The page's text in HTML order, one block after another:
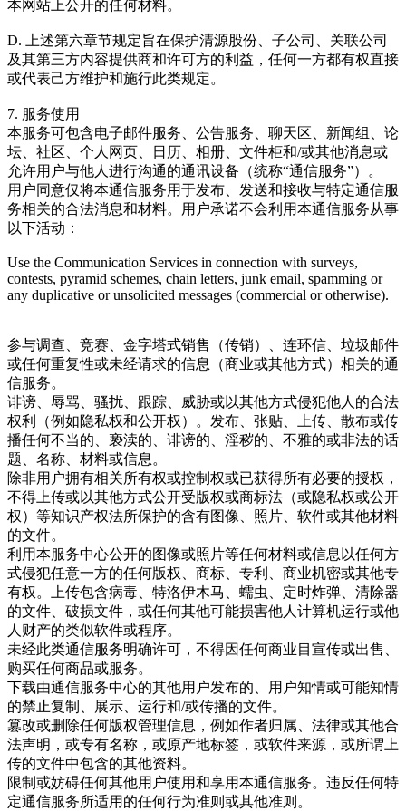
本网站上公开的任何材料。
D. 上述第六章节规定旨在保护清源股份、子公司、关联公司
及其第三方内容提供商和许可方的利益，任何一方都有权直接
或代表己方维护和施行此类规定。
7. 服务使用
本服务可包含电子邮件服务、公告服务、聊天区、新闻组、论
坛、社区、个人网页、日历、相册、文件柜和/或其他消息或
允许用户与他人进行沟通的通讯设备（统称“通信服务”）。
用户同意仅将本通信服务用于发布、发送和接收与特定通信服
务相关的合法消息和材料。用户承诺不会利用本通信服务从事
以下活动：
Use the Communication Services in connection with surveys,
contests, pyramid schemes, chain letters, junk email, spamming or
any duplicative or unsolicited messages (commercial or otherwise).
参与调查、竞赛、金字塔式销售（传销）、连环信、垃圾邮件
或任何重复性或未经请求的信息（商业或其他方式）相关的通
信服务。
诽谤、辱骂、骚扰、跟踪、威胁或以其他方式侵犯他人的合法
权利（例如隐私权和公开权）。发布、张贴、上传、散布或传
播任何不当的、亵渎的、诽谤的、淫秽的、不雅的或非法的话
题、名称、材料或信息。
除非用户拥有相关所有权或控制权或已获得所有必要的授权，
不得上传或以其他方式公开受版权或商标法（或隐私权或公开
权）等知识产权法所保护的含有图像、照片、软件或其他材料
的文件。
利用本服务中心公开的图像或照片等任何材料或信息以任何方
式侵犯任意一方的任何版权、商标、专利、商业机密或其他专
有权。上传包含病毒、特洛伊木马、蠕虫、定时炸弹、清除器
的文件、破损文件，或任何其他可能损害他人计算机运行或他
人财产的类似软件或程序。
未经此类通信服务明确许可，不得因任何商业目宣传或出售、
购买任何商品或服务。
下载由通信服务中心的其他用户发布的、用户知情或可能知情
的禁止复制、展示、运行和/或传播的文件。
篡改或删除任何版权管理信息，例如作者归属、法律或其他合
法声明，或专有名称，或原产地标签，或软件来源，或所谓上
传的文件中包含的其他资料。
限制或妨碍任何其他用户使用和享用本通信服务。违反任何特
定通信服务所适用的任何行为准则或其他准则。